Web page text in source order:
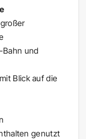
und
Blick auf die
genutzt